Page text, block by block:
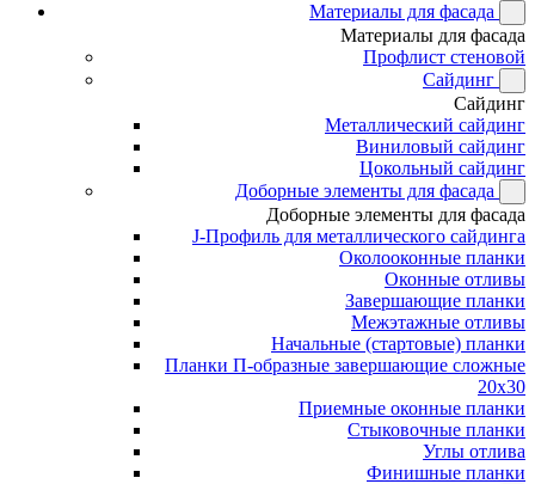
Материалы для фасада
Материалы для фасада
Профлист стеновой
Сайдинг
Сайдинг
Металлический сайдинг
Виниловый сайдинг
Цокольный сайдинг
Доборные элементы для фасада
Доборные элементы для фасада
J-Профиль для металлического сайдинга
Околооконные планки
Оконные отливы
Завершающие планки
Межэтажные отливы
Начальные (стартовые) планки
Планки П-образные завершающие сложные
20x30
Приемные оконные планки
Стыковочные планки
Углы отлива
Финишные планки